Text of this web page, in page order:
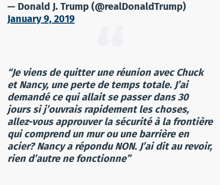
— Donald J. Trump (@realDonaldTrump)
January 9, 2019
“Je viens de quitter une réunion avec Chuck
et Nancy, une perte de temps totale. J’ai
demandé ce qui allait se passer dans 30
jours si j’ouvrais rapidement les choses,
allez-vous approuver la sécurité à la frontière
qui comprend un mur ou une barrière en
acier? Nancy a répondu NON. J’ai dit au revoir,
rien d’autre ne fonctionne”